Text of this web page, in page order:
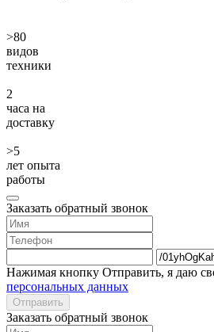
>80
видов
техники
2
часа на
доставку
>5
лет опыта
работы
Заказать обратный звонок
Нажимая кнопку Отправить, я даю
персональных данных
Отправить
Заказать обратный звонок